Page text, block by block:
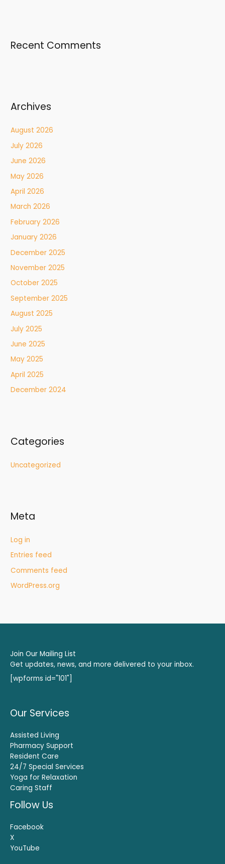
Recent Comments
Archives
August 2026
July 2026
June 2026
May 2026
April 2026
March 2026
February 2026
January 2026
December 2025
November 2025
October 2025
September 2025
August 2025
July 2025
June 2025
May 2025
April 2025
December 2024
Categories
Uncategorized
Meta
Log in
Entries feed
Comments feed
WordPress.org
Join Our Mailing List
Get updates, news, and more delivered to your inbox.
[wpforms id="101"]
Our Services
Assisted Living
Pharmacy Support
Resident Care
24/7 Special Services
Yoga for Relaxation
Caring Staff
Follow Us
Facebook
X
YouTube